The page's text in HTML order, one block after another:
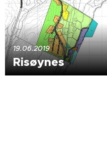
19.06.2019
Risøynes